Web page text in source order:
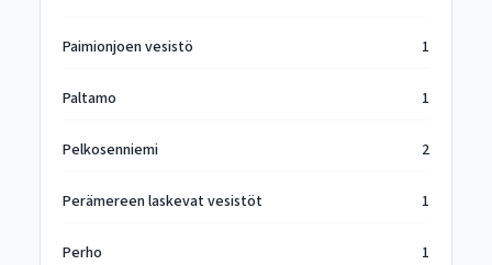
Paimionjoen vesistö 1
Paltamo 1
Pelkosenniemi 2
Perämereen laskevat vesistöt 1
Perho 1